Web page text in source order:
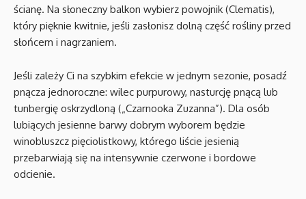
ścianę. Na słoneczny balkon wybierz powojnik (Clematis),
który pięknie kwitnie, jeśli zasłonisz dolną część rośliny przed
słońcem i nagrzaniem.
Jeśli zależy Ci na szybkim efekcie w jednym sezonie, posadź
pnącza jednoroczne: wilec purpurowy, nasturcję pnącą lub
tunbergię oskrzydloną („Czarnooka Zuzanna”). Dla osób
lubiących jesienne barwy dobrym wyborem będzie
winobluszcz pięciolistkowy, którego liście jesienią
przebarwiają się na intensywnie czerwone i bordowe
odcienie.